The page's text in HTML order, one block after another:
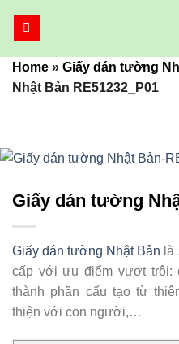
dungHome » Giấy dán tường
Nhật Bản RE51232_P01
Giấy dán tường
Giấy dán tường Nhật Bản là
cấp với ưu điểm vượt trội:
thành phần cấu tạo từ
thiện với con người,…